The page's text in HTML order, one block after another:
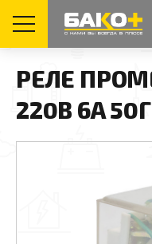
РЕЛЕ
220В 6А